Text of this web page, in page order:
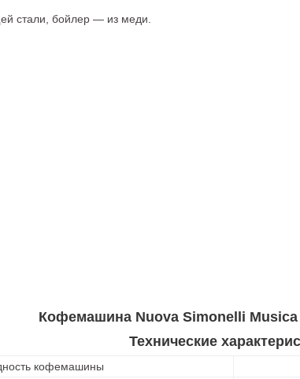
стали, бойлер — из меди.
Кофемашина Nuova Simonelli Musica
Технические
кофемашины